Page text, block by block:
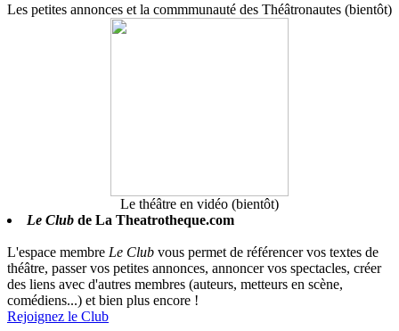
Les petites annonces et la commmunauté des Théâtronautes (bientôt)
Le théâtre en vidéo (bientôt)
Le Club de La Theatrotheque.com
L'espace membre Le Club vous permet de référencer vos textes de
théâtre, passer vos petites annonces, annoncer vos spectacles, créer
des liens avec d'autres membres (auteurs, metteurs en scène,
comédiens...) et bien plus encore !
Rejoignez le Club